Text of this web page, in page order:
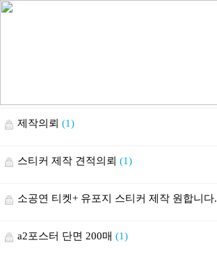
제작의뢰 (1)
스티커 제작 견적의뢰 (1)
소공연 티켓+ 유포지 스티커 제작 원합니다.
a2포스터 단면 200매 (1)